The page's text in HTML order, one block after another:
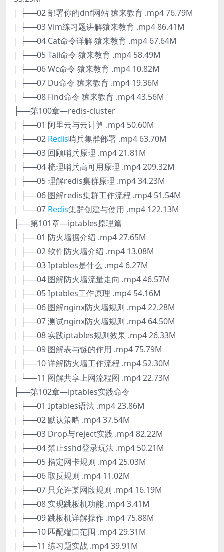
| ├──02 部署你的dnf网站 猿来教育 .mp4 76.79M
| ├──03 Vim练习题讲解猿来教育 .mp4 86.41M
| ├──04 Cat命令详解 猿来教育 .mp4 67.64M
| ├──05 Tail命令 猿来教育 .mp4 58.49M
| ├──06 Wc命令 猿来教育 .mp4 10.82M
| ├──07 Du命令 猿来教育 .mp4 19.36M
| └──08 Find命令 猿来教育 .mp4 43.56M
├──第100章—redis-cluster
| ├──01 阿里云与云计算 .mp4 50.60M
| ├──02 Redis哨兵集群部署 .mp4 63.70M
| ├──03 回顾哨兵原理 .mp4 21.81M
| ├──04 梳理哨兵高可用原理 .mp4 209.32M
| ├──05 理解redis集群原理 .mp4 34.23M
| ├──06 图解redis集群工作流程 .mp4 51.54M
| └──07 Redis集群创建与使用 .mp4 122.13M
├──第101章—iptables原理篇
| ├──01 防火墙据介绍 .mp4 27.65M
| ├──02 软件防火墙介绍 .mp4 13.08M
| ├──03 Iptables是什么 .mp4 6.27M
| ├──04 图解防火墙流量走向 .mp4 46.57M
| ├──05 Iptables工作原理 .mp4 54.16M
| ├──06 图解nginx防火墙规则 .mp4 22.28M
| ├──07 测试nginx防火墙规则 .mp4 64.50M
| ├──08 实践iptables规则效果 .mp4 26.33M
| ├──09 图解表与链的作用 .mp4 75.79M
| ├──10 详解防火墙工作流程 .mp4 52.30M
| └──11 图解共享上网流程图 .mp4 22.73M
├──第102章—iptables实践命令
| ├──01 Iptables语法 .mp4 23.86M
| ├──02 默认策略 .mp4 37.54M
| ├──03 Drop与reject实践 .mp4 82.22M
| ├──04 禁止sshd登录玩法 .mp4 50.21M
| ├──05 指定网卡规则 .mp4 25.03M
| ├──06 取反规则 .mp4 11.02M
| ├──07 只允许某网段规则 .mp4 16.19M
| ├──08 实现跳板机功能 .mp4 3.41M
| ├──09 跳板机详解操作 .mp4 75.88M
| ├──10 匹配端口范围 .mp4 29.31M
| ├──11 练习题实战 .mp4 39.91M